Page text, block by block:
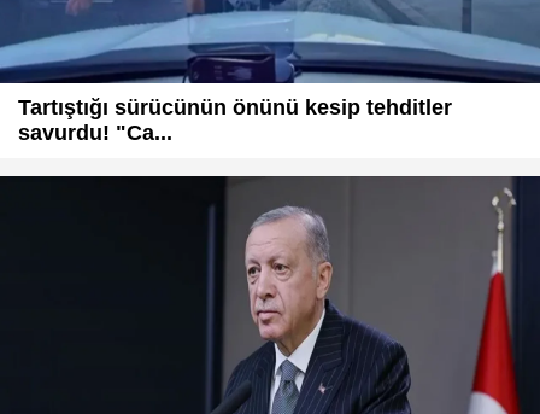
Tartıştığı sürücünün önünü kesip tehditler
savurdu! "Ca...